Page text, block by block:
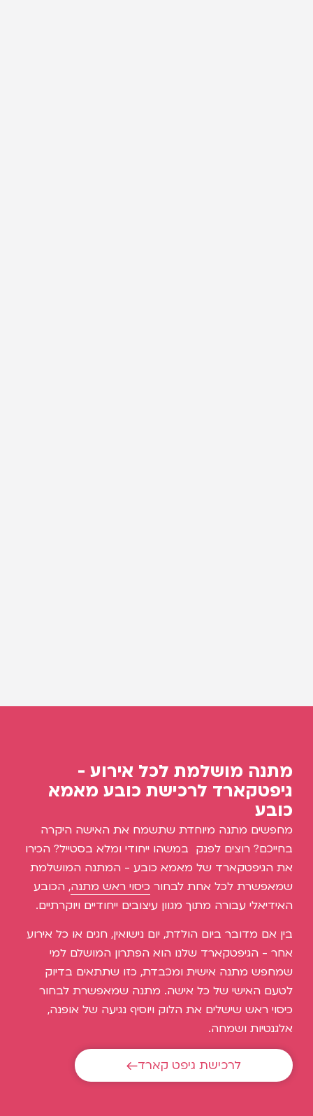
מתנה מושלמת לכל אירוע -
גיפטקארד לרכישת כובע מאמא
כובע
מחפשים מתנה מיוחדת שתשמח את האישה היקרה
בחייכם? רוצים לפנק במשהו ייחודי ומלא בסטייל? הכירו
את הגיפטקארד של מאמא כובע - המתנה המושלמת
שמאפשרת לכל אחת לבחור כיסוי ראש מתנה, הכובע
האידיאלי עבורה מתוך מגוון עיצובים ייחודיים ויוקרתיים.
בין אם מדובר ביום הולדת, יום נישואין, חגים או כל אירוע
אחר - הגיפטקארד שלנו הוא הפתרון המושלם למי
שמחפש מתנה אישית ומכבדת, כזו שתתאים בדיוק
לטעם האישי של כל אישה. מתנה שמאפשרת לבחור
כיסוי ראש שישלים את הלוק ויוסיף נגיעה של אופנה,
אלגנטיות ושמחה.
לרכישת גיפט קארד